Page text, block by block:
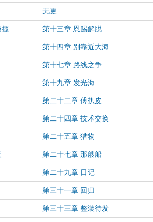
无更
揽 第十三章 恩赐解脱
第十四章 别靠近大海
第十七章 路线之争
第十九章 发光海
第二十二章 傅扒皮
第二十四章 技术交换
第二十五章 猎物
第二十七章 那艘船
第二十九章 日记
第三十一章 回归
第三十三章 整装待发